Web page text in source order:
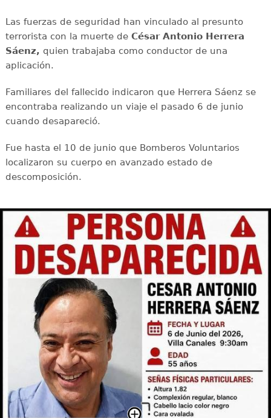
Las fuerzas de seguridad han vinculado al presunto
terrorista con la muerte de César Antonio Herrera
Sáenz, quien trabajaba como conductor de una
aplicación.
Familiares del fallecido indicaron que Herrera Sáenz se
encontraba realizando un viaje el pasado 6 de junio
cuando desapareció.
Fue hasta el 10 de junio que Bomberos Voluntarios
localizaron su cuerpo en avanzado estado de
descomposición.